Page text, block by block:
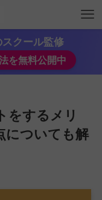
スクール監修
を無料公開中
をするメリ
についても解